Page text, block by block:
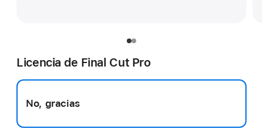
Licencia de Final Cut Pro
No, gracias